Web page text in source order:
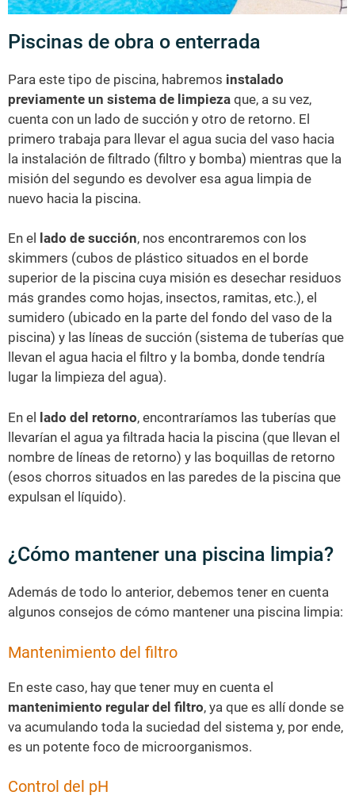
Piscinas de obra o enterrada
Para este tipo de piscina, habremos instalado
previamente un sistema de limpieza que, a su vez,
cuenta con un lado de succión y otro de retorno. El
primero trabaja para llevar el agua sucia del vaso hacia
la instalación de filtrado (filtro y bomba) mientras que la
misión del segundo es devolver esa agua limpia de
nuevo hacia la piscina.
En el lado de succión, nos encontraremos con los
skimmers (cubos de plástico situados en el borde
superior de la piscina cuya misión es desechar residuos
más grandes como hojas, insectos, ramitas, etc.), el
sumidero (ubicado en la parte del fondo del vaso de la
piscina) y las líneas de succión (sistema de tuberías que
llevan el agua hacia el filtro y la bomba, donde tendría
lugar la limpieza del agua).
En el lado del retorno, encontraríamos las tuberías que
llevarían el agua ya filtrada hacia la piscina (que llevan el
nombre de líneas de retorno) y las boquillas de retorno
(esos chorros situados en las paredes de la piscina que
expulsan el líquido).
¿Cómo mantener una piscina limpia?
Además de todo lo anterior, debemos tener en cuenta
algunos consejos de cómo mantener una piscina limpia:
Mantenimiento del filtro
En este caso, hay que tener muy en cuenta el
mantenimiento regular del filtro, ya que es allí donde se
va acumulando toda la suciedad del sistema y, por ende,
es un potente foco de microorganismos.
Control del pH